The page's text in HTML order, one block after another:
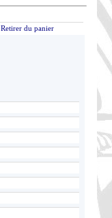
Retirer du panier